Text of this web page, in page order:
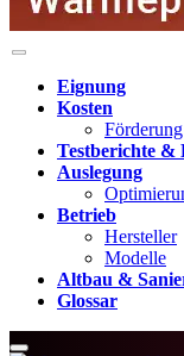
Eignung
Kosten
Förderung
Testberichte &
Auslegung
Betrieb
Hersteller
Modelle
Altbau &
Glossar